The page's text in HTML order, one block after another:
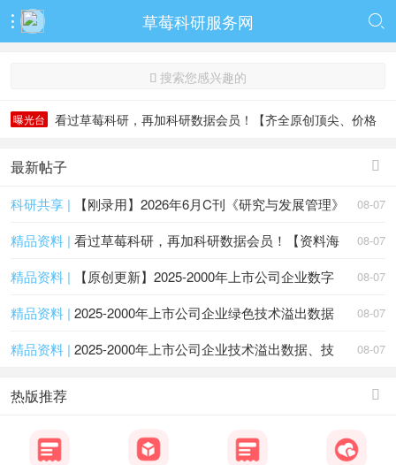
 草莓科研服务网 
 搜索您感兴趣的
曝光台
看过草莓科研，再加科研数据会员！【齐全原创顶尖、价格
低无虚】

最新帖子
08-07
科研共享 | 【刚录用】2026年6月C刊《研究与发展管理》
08-07
精品资料 | 看过草莓科研，再加科研数据会员！【资料海
08-07
精品资料 | 【原创更新】2025-2000年上市公司企业数字
08-07
精品资料 | 2025-2000年上市公司企业绿色技术溢出数据
08-07
精品资料 | 2025-2000年上市公司企业技术溢出数据、技

热版推荐